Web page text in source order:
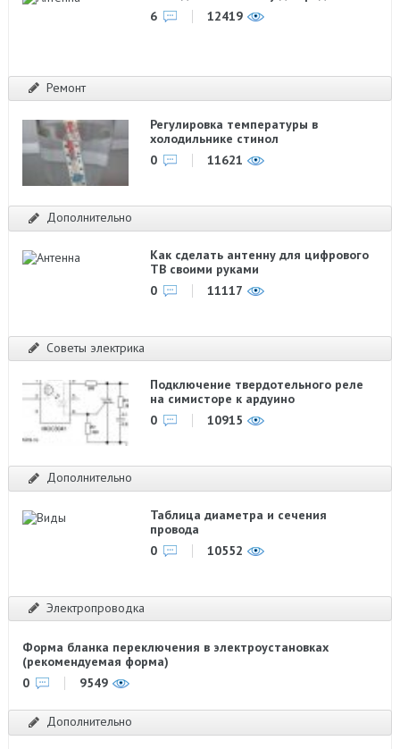
6
12419
Ремонт
Регулировка температуры в
холодильнике стинол
0
11621
Дополнительно
Как сделать антенну для цифрового
ТВ своими руками
0
11117
Советы электрика
Подключение твердотельного реле
на симисторе к ардуино
0
10915
Дополнительно
Таблица диаметра и сечения
провода
0
10552
Электропроводка
Форма бланка переключения в электроустановках
(рекомендуемая форма)
0
9549
Дополнительно